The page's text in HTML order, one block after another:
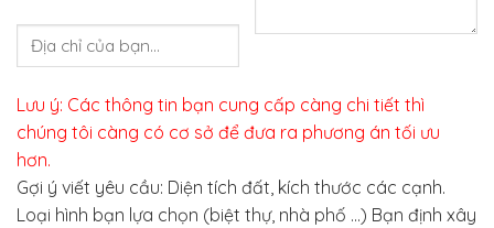
Lưu ý: Các thông tin bạn cung cấp càng chi tiết thì
chúng tôi càng có cơ sở để đưa ra phương án tối ưu
hơn.
Gợi ý viết yêu cầu: Diện tích đất, kích thước các cạnh.
Loại hình bạn lựa chọn (biệt thự, nhà phố …) Bạn định xây